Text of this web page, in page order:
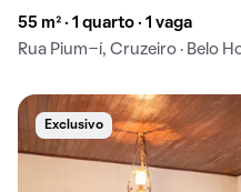
55 m² · 1 quarto · 1 vaga
Rua Pium-í, Cruzeiro · Belo
Exclusivo